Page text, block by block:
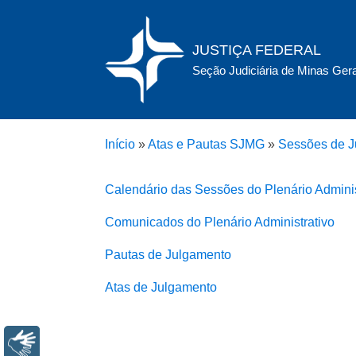
JUSTIÇA FEDERAL
Seção Judiciária de Minas
Início »Atas e Pautas SJMG » Sessões de
Calendário das Sessões do Plenário
Comunicados do Plenário Administrativo
Pautas de Julgamento
Atas de Julgamento